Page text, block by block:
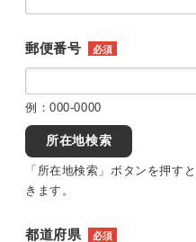
郵便番号 必須
例：000-0000
所在地検索
「所在地検索」ボタンを押す
きます。
都道府県 必須